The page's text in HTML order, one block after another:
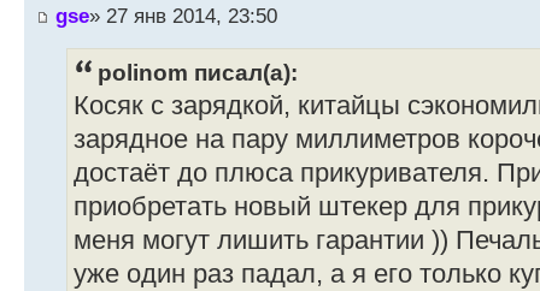
gse» 27 янв 2014, 23:50
polinom писал(а):
Косяк с зарядкой, китайцы
зарядное на пару миллиметров
достаёт до плюса прикуривателя.
приобретать новый штекер для
меня могут лишить гарантии ))
уже один раз падал, а я его только